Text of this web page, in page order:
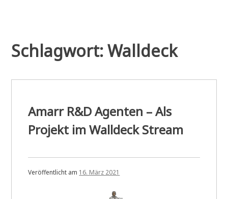
Schlagwort:Walldeck
Amarr R&D Agenten – Als
Projekt im Walldeck Stream
Veröffentlicht am 16. März 2021